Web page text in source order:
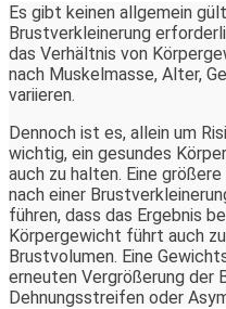
Es gibt keinen allgemein
Brustverkleinerung
das Verhältnis von
nach Muskelmasse, Alter,
variieren.
Dennoch ist es, allein um
wichtig, ein gesundes
auch zu halten. Eine
nach einer
führen, dass das Ergebnis
Körpergewicht führt auch
Brustvolumen. Eine
erneuten Vergrößerung der
Dehnungsstreifen oder